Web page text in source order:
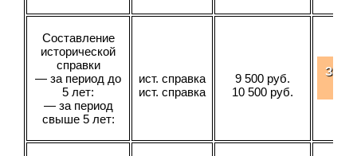
Составление
исторической
справки
— за период до
5 лет:
— за период
свыше 5 лет:
ист. справка
ист. справка
9 500 руб.
10 500 руб.